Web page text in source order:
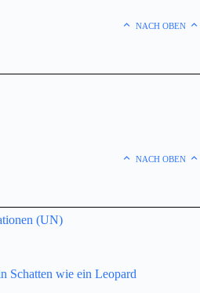
NACH OBEN
NACH OBEN
(UN)
Schatten wie ein Leopard